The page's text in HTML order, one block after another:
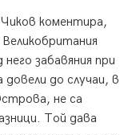
коментира,
забавяния при
довели до случаи, в
не са
Той дава